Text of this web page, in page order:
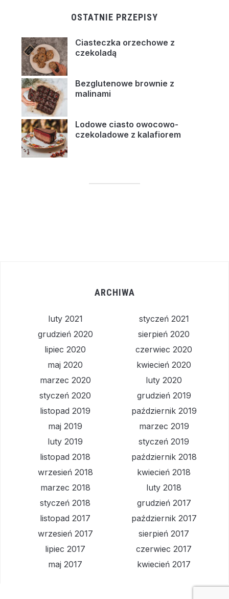
OSTATNIE PRZEPISY
Ciasteczka orzechowe z
czekoladą
Bezglutenowe brownie z
malinami
Lodowe ciasto owocowo-
czekoladowe z kalafiorem
ARCHIWA
luty 2021
styczeń 2021
grudzień 2020
sierpień 2020
lipiec 2020
czerwiec 2020
maj 2020
kwiecień 2020
marzec 2020
luty 2020
styczeń 2020
grudzień 2019
listopad 2019
październik 2019
maj 2019
marzec 2019
luty 2019
styczeń 2019
listopad 2018
październik 2018
wrzesień 2018
kwiecień 2018
marzec 2018
luty 2018
styczeń 2018
grudzień 2017
listopad 2017
październik 2017
wrzesień 2017
sierpień 2017
lipiec 2017
czerwiec 2017
maj 2017
kwiecień 2017